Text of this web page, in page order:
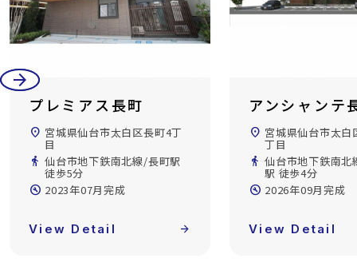
arrow_back
arrow_forward
プレミアス長町
location_on 宮城県仙台市太白区長町4丁
目
directions_walk 仙台市地下鉄南北線/長町駅
徒歩5分
build_circle 2023年07月完成
View Detail arrow_forward
アンシャンテ
location_on 宮城県仙台市太白
丁目
directions_walk 仙台市地下鉄南北
駅 徒歩4分
build_circle 2026年09月完成
View Detail